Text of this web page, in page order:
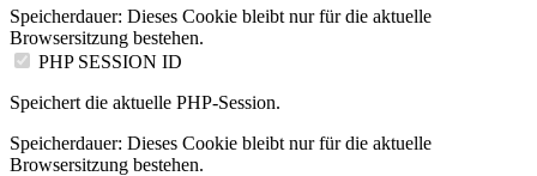
Speicherdauer: Dieses Cookie bleibt nur für die aktuelle
Browsersitzung bestehen.
PHP SESSION ID
Speichert die aktuelle PHP-Session.
Speicherdauer: Dieses Cookie bleibt nur für die aktuelle
Browsersitzung bestehen.